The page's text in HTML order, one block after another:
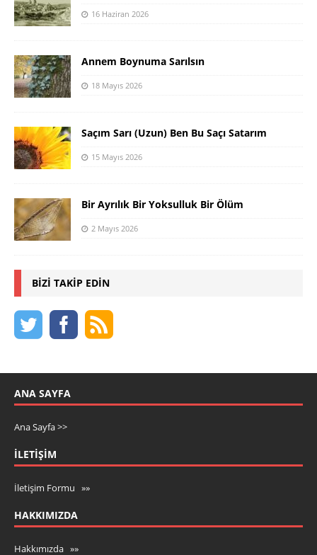
16 Haziran 2026
Annem Boynuma Sarılsın
18 Mayıs 2026
Saçım Sarı (Uzun) Ben Bu Saçı Satarım
15 Mayıs 2026
Bir Ayrılık Bir Yoksulluk Bir Ölüm
2 Mayıs 2026
BIZI TAKIP EDIN
ANA SAYFA
Ana Sayfa >>
İLETIŞIM
İletişim Formu »»
HAKKIMIZDA
Hakkımızda »»